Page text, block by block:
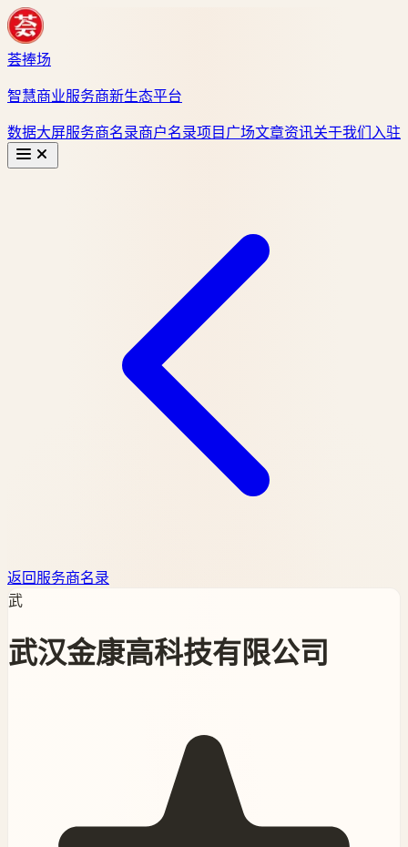
荟捧场
智慧商业服务商新生态平台
数据大屏服务商名录商户名录项目广场文章资讯关于我们 入驻
返回服务商名录
武
武汉金康高科技有限公司